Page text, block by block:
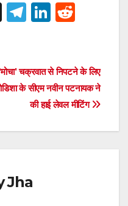
T
a
d
T
gr
a
m
Li
e
dI
n
di
t
‘मोचा’ चक्रवात से निपटने के लिए
के सीएम नवीन पटनायक ने
की हाई लेवल मीटिंग
Jha